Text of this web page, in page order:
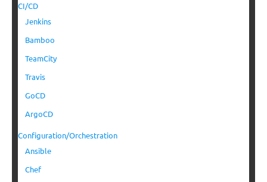
CI/CD
Jenkins
Bamboo
TeamCity
Travis
GoCD
ArgoCD
Configuration/Orchestration
Ansible
Chef